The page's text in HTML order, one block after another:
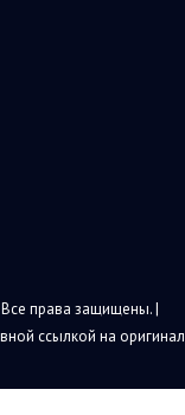
права защищены. |
ссылкой на оригинал